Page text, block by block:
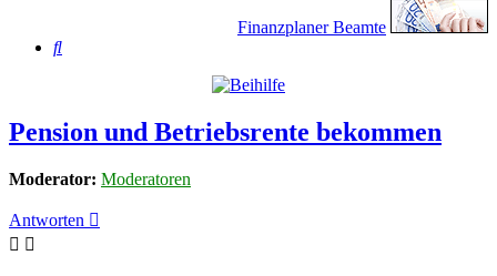
Finanzplaner Beamte
Suche
Pension und Betriebsrente bekommen
Moderator: Moderatoren
Antworten